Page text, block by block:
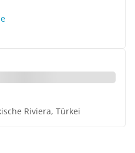
Riviera, Türkei